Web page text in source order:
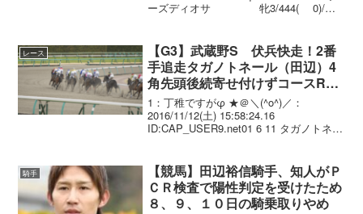
ーズディオサ 牝3/444( 0)/
レース
【G3】武蔵野S 伏兵快走！2番
手追走タガノトネール（田辺）4
角先頭後続寄せ付けずコースRで
完勝！重賞2勝目
1：丁稚ですがφ ★＠＼(^o^)／：
2016/11/12(土) 15:58:24.16
ID:CAP_USER9.net01 6 11 タガノトネー
騎手
【競馬】田辺裕信騎手、知人がＰ
ＣＲ検査で陽性判定を受けたため
８、９、１０日の騎乗取りやめ